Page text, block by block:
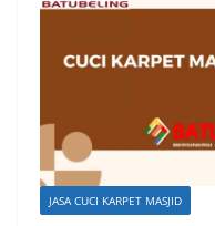
JASA CUCI KARPET MASJID